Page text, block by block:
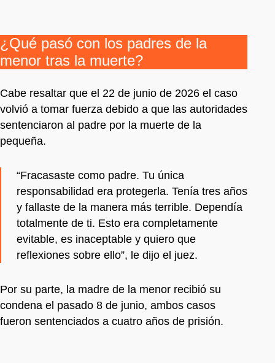
¿Qué pasó con los padres de la
menor tras la muerte?
Cabe resaltar que el 22 de junio de 2026 el caso
volvió a tomar fuerza debido a que las autoridades
sentenciaron al padre por la muerte de la
pequeña.
“Fracasaste como padre. Tu única
responsabilidad era protegerla. Tenía tres años
y fallaste de la manera más terrible. Dependía
totalmente de ti. Esto era completamente
evitable, es inaceptable y quiero que
reflexiones sobre ello”, le dijo el juez.
Por su parte, la madre de la menor recibió su
condena el pasado 8 de junio, ambos casos
fueron sentenciados a cuatro años de prisión.